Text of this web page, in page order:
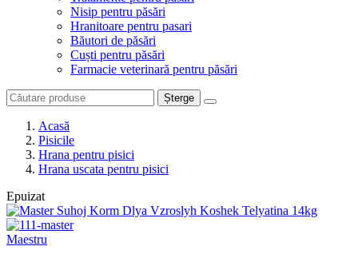
Nisip pentru păsări
Hranitoare pentru pasari
Băutori de păsări
Cuști pentru păsări
Farmacie veterinară pentru păsări
Șterge
Acasă
Pisicile
Hrana pentru pisici
Hrana uscata pentru pisici
Epuizat
Maestru